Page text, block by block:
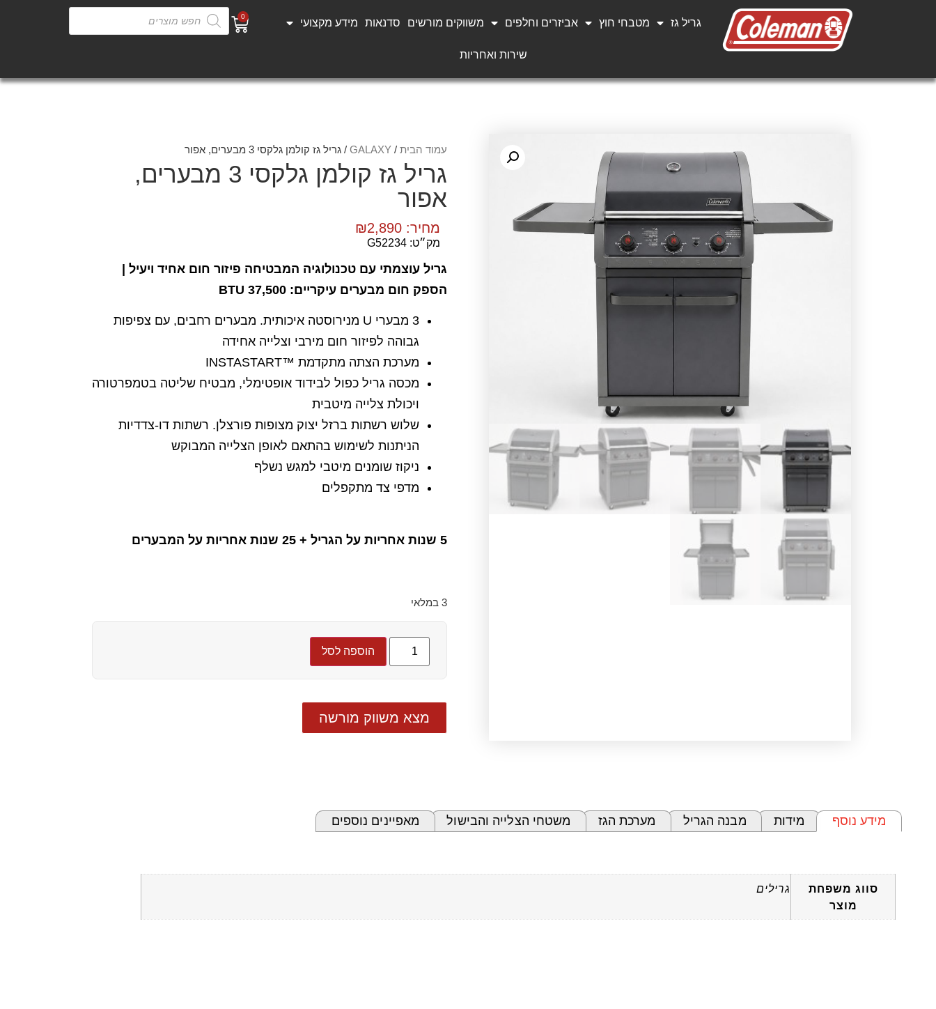
גריל גז מטבחי חוץ אביזרים וחלפים משווקים מורשים סדנאות מידע מקצועי
שירות ואחריות
0
עמוד הבית/
GALAXY/ גריל גז קולמן גלקסי 3 מבערים, אפור
גריל גז קולמן גלקסי 3 מבערים,
אפור
מחיר: ₪2,890
מק״ט: G52234
גריל עוצמתי עם טכנולוגיה המבטיחה פיזור חום אחיד ויעיל |
הספק חום מבערים עיקריים: 37,500
BTU
3 מבערי U מנירוסטה איכותית. מבערים רחבים, עם צפיפות
גבוהה לפיזור חום מירבי וצלייה אחידה
מערכת הצתה מתקדמת ™INSTASTART
מכסה גריל כפול לבידוד אופטימלי, מבטיח שליטה בטמפרטורה
ויכולת צלייה מיטבית
שלוש רשתות ברזל יצוק מצופות פורצלן. רשתות דו-צדדיות
הניתנות לשימוש בהתאם לאופן הצלייה המבוקש
ניקוז שומנים מיטבי למגש נשלף
מדפי צד מתקפלים
5 שנות אחריות על הגריל + 25 שנות אחריות על המבערים
3 במלאי
הוספה לסל
מצא משווק מורשה
מידע נוסף מידות מבנה הגריל מערכת הגז משטחי הצלייה והבישול מאפיינים נוספים
סווג משפחת
מוצר
גרילים